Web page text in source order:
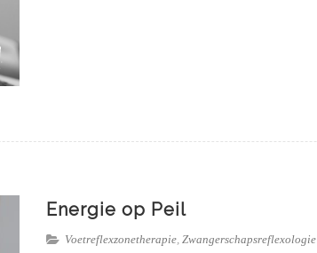
Energie op Peil
Voetreflexzonetherapie, Zwangerschapsreflexologie